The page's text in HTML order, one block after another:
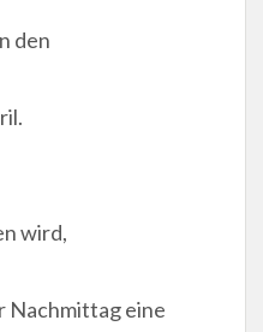
den
wird,
Nachmittag eine